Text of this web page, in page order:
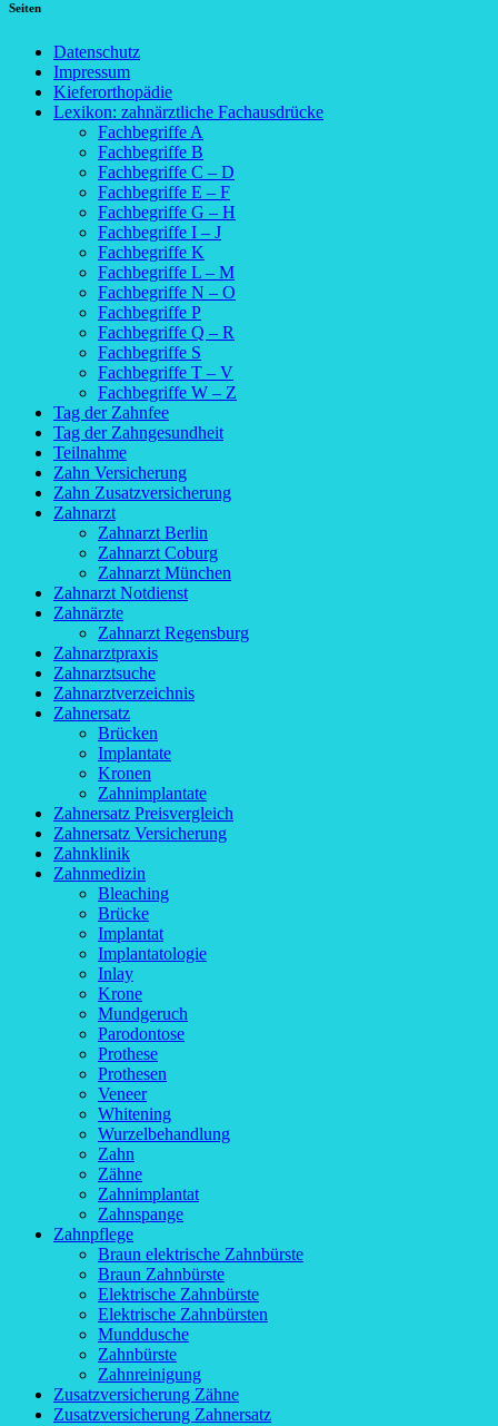
Seiten
Datenschutz
Impressum
Kieferorthopädie
Lexikon: zahnärztliche Fachausdrücke
Fachbegriffe A
Fachbegriffe B
Fachbegriffe C – D
Fachbegriffe E – F
Fachbegriffe G – H
Fachbegriffe I – J
Fachbegriffe K
Fachbegriffe L – M
Fachbegriffe N – O
Fachbegriffe P
Fachbegriffe Q – R
Fachbegriffe S
Fachbegriffe T – V
Fachbegriffe W – Z
Tag der Zahnfee
Tag der Zahngesundheit
Teilnahme
Zahn Versicherung
Zahn Zusatzversicherung
Zahnarzt
Zahnarzt Berlin
Zahnarzt Coburg
Zahnarzt München
Zahnarzt Notdienst
Zahnärzte
Zahnarzt Regensburg
Zahnarztpraxis
Zahnarztsuche
Zahnarztverzeichnis
Zahnersatz
Brücken
Implantate
Kronen
Zahnimplantate
Zahnersatz Preisvergleich
Zahnersatz Versicherung
Zahnklinik
Zahnmedizin
Bleaching
Brücke
Implantat
Implantatologie
Inlay
Krone
Mundgeruch
Parodontose
Prothese
Prothesen
Veneer
Whitening
Wurzelbehandlung
Zahn
Zähne
Zahnimplantat
Zahnspange
Zahnpflege
Braun elektrische Zahnbürste
Braun Zahnbürste
Elektrische Zahnbürste
Elektrische Zahnbürsten
Munddusche
Zahnbürste
Zahnreinigung
Zusatzversicherung Zähne
Zusatzversicherung Zahnersatz